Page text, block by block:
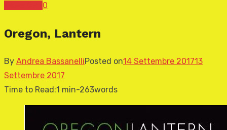
0
Oregon, Lantern
By Andrea BassanelliPosted on14 Settembre 201713
Settembre 2017
Time to Read:1 min-263words